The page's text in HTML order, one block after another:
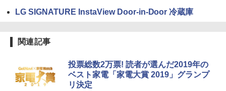
LG SIGNATURE InstaView Door-in-Door 冷蔵庫
関連記事
投票総数2万票! 読者が選んだ2019年の
ベスト家電「家電大賞 2019」グランプ
リ決定